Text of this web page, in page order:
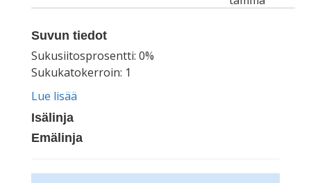
Suvun tiedot
Sukusiitosprosentti: 0%
Sukukatokerroin: 1
Lue lisää
Isälinja
Emälinja